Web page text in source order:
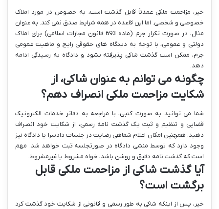
خیر، مزاحمت ملکی عمدتاً قابل گذشت است، به خصوص در مورد املاک
خصوصی و شخصی. اما این قاعده در همه شرایط صدق نمی کند. به عنوان
مثال، در صورت تکرار جرم (ماده 693 قانون مجازات اسلامی) برای املاک
دولتی و عمومی، با توجه به دیدگاه های حقوقی رایج و ماهیت عمومی
جرم، ممکن است گذشت شاکی پذیرفته نشود و دادگاه به رسیدگی ادامه
دهد.
چگونه می توانم به عنوان شاکی، از
شکایت مزاحمت ملکی انصراف دهم؟
شما می توانید به صورت کتبی، با مراجعه به دفاتر خدمات الکترونیک
قضایی و تنظیم و ثبت یک گذشت نامه رسمی، از شکایت خود انصراف
دهید. همچنین امکان اعلام شفاهی رضایت در جلسات دادسرا یا دادگاه نیز
وجود دارد که توسط منشی دادگاه در صورتجلسه ثبت خواهد شد. مهم
است که گذشت نامه دقیق و روشن باشد، خواه مشروط یا غیرمشروط.
آیا گذشت شاکی از مزاحمت ملکی قابل
برگشت است؟
خیر، پس از اینکه شاکی به طور رسمی و قانونی از شکایت خود گذشت کرد